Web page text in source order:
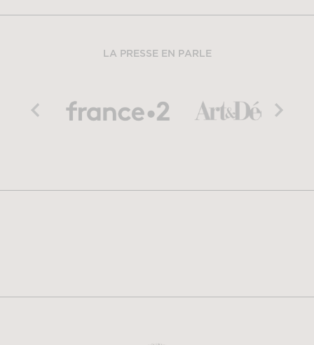
LA PRESSE EN PARLE